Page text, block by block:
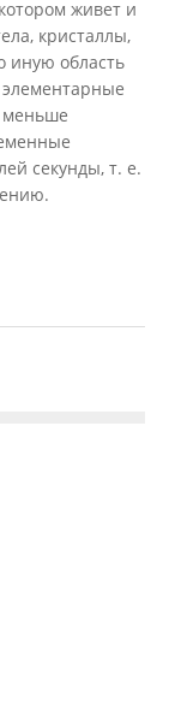
живет и
кристаллы,
иную область
меньше
секунды, т. е.